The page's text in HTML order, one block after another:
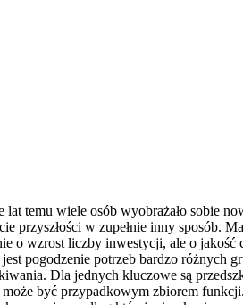
temu wiele osób wyobrażało sobie
przyszłości w zupełnie inny sposób.
o wzrost liczby inwestycji, ale o
pogodzenie potrzeb bardzo
Dla jednych kluczowe są
być przypadkowym zbiorem